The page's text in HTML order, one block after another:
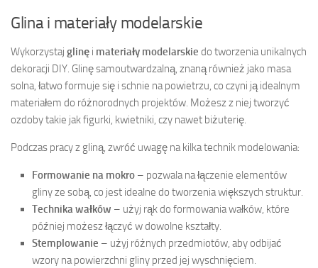
Glina i materiały modelarskie
Wykorzystaj glinę i materiały modelarskie do tworzenia unikalnych
dekoracji DIY. Glinę samoutwardzalną, znaną również jako masa
solna, łatwo formuje się i schnie na powietrzu, co czyni ją idealnym
materiałem do różnorodnych projektów. Możesz z niej tworzyć
ozdoby takie jak figurki, kwietniki, czy nawet biżuterię.
Podczas pracy z gliną, zwróć uwagę na kilka technik modelowania:
Formowanie na mokro – pozwala na łączenie elementów
gliny ze sobą, co jest idealne do tworzenia większych struktur.
Technika wałków – użyj rąk do formowania wałków, które
później możesz łączyć w dowolne kształty.
Stemplowanie – użyj różnych przedmiotów, aby odbijać
wzory na powierzchni gliny przed jej wyschnięciem.